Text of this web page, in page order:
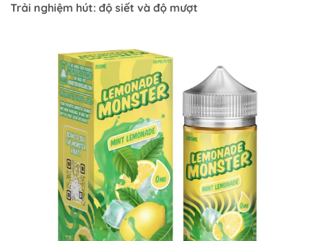
Trải nghiệm hút: độ siết và độ mượt